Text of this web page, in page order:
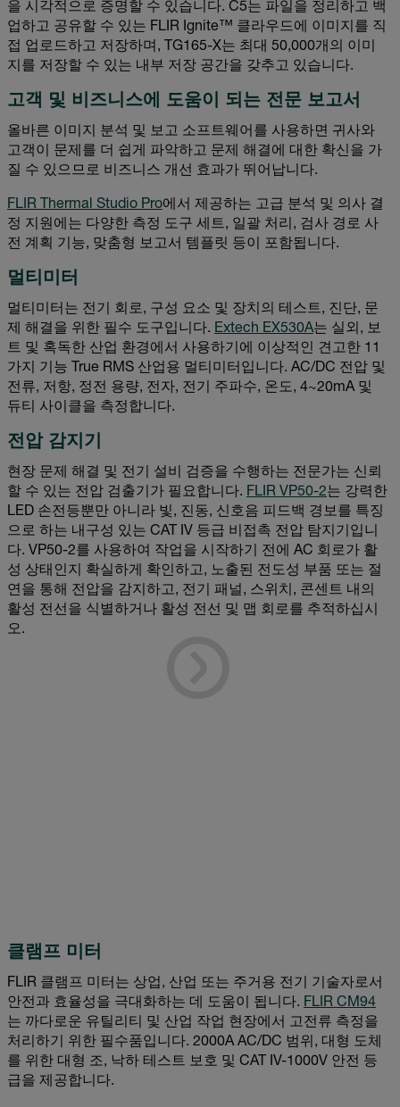
을 시각적으로 증명할 수 있습니다. C5는 파일을 정리하고 백
업하고 공유할 수 있는 FLIR Ignite™ 클라우드에 이미지를 직
접 업로드하고 저장하며, TG165-X는 최대 50,000개의 이미
지를 저장할 수 있는 내부 저장 공간을 갖추고 있습니다.
고객 및 비즈니스에 도움이 되는 전문 보고서
올바른 이미지 분석 및 보고 소프트웨어를 사용하면 귀사와
고객이 문제를 더 쉽게 파악하고 문제 해결에 대한 확신을 가
질 수 있으므로 비즈니스 개선 효과가 뛰어납니다.
FLIR Thermal Studio Pro에서 제공하는 고급 분석 및 의사 결
정 지원에는 다양한 측정 도구 세트, 일괄 처리, 검사 경로 사
전 계획 기능, 맞춤형 보고서 템플릿 등이 포함됩니다.
멀티미터
멀티미터는 전기 회로, 구성 요소 및 장치의 테스트, 진단, 문
제 해결을 위한 필수 도구입니다. Extech EX530A는 실외, 보
트 및 혹독한 산업 환경에서 사용하기에 이상적인 견고한 11
가지 기능 True RMS 산업용 멀티미터입니다. AC/DC 전압 및
전류, 저항, 정전 용량, 전자, 전기 주파수, 온도, 4~20mA 및
듀티 사이클을 측정합니다.
전압 감지기
현장 문제 해결 및 전기 설비 검증을 수행하는 전문가는 신뢰
할 수 있는 전압 검출기가 필요합니다. FLIR VP50-2는 강력한
LED 손전등뿐만 아니라 빛, 진동, 신호음 피드백 경보를 특징
으로 하는 내구성 있는 CAT IV 등급 비접촉 전압 탐지기입니
다. VP50-2를 사용하여 작업을 시작하기 전에 AC 회로가 활
성 상태인지 확실하게 확인하고, 노출된 전도성 부품 또는 절
연을 통해 전압을 감지하고, 전기 패널, 스위치, 콘센트 내의
활성 전선을 식별하거나 활성 전선 및 맵 회로를 추적하십시
오.
클램프 미터
FLIR 클램프 미터는 상업, 산업 또는 주거용 전기 기술자로서
안전과 효율성을 극대화하는 데 도움이 됩니다. FLIR CM94
는 까다로운 유틸리티 및 산업 작업 현장에서 고전류 측정을
처리하기 위한 필수품입니다. 2000A AC/DC 범위, 대형 도체
를 위한 대형 조, 낙하 테스트 보호 및 CAT IV-1000V 안전 등
급을 제공합니다.